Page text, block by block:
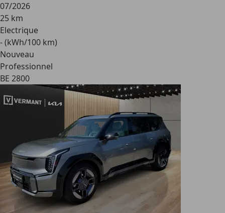
07/2026
25 km
Electrique
- (kWh/100 km)
Nouveau
Professionnel
BE 2800